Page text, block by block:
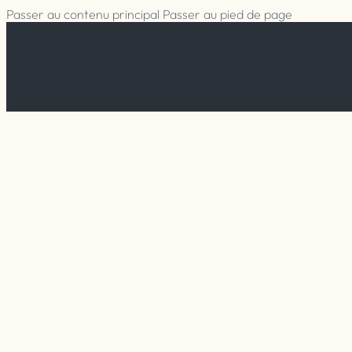
Passer au contenu principal Passer au pied de page